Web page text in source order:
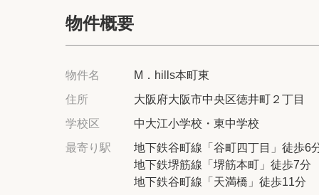
物件概要
物件名
M．hills本町東
住所
大阪府大阪市中央区徳井町２丁目
学校区
中大江小学校・東中学校
最寄り駅
地下鉄谷町線「谷町四丁目」徒歩6
地下鉄堺筋線「堺筋本町」徒歩7分
地下鉄谷町線「天満橋」徒歩11分